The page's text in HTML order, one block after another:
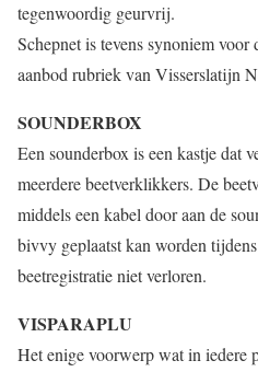
tegenwoordig geurvrij.
Schepnet is tevens synoniem voor
aanbod rubriek van Visserslatijn
SOUNDERBOX
Een sounderbox is een kastje dat
meerdere beetverklikkers. De
middels een kabel door aan de
bivvy geplaatst kan worden
beetregistratie niet verloren.
VISPARAPLU
Het enige voorwerp wat in iedere